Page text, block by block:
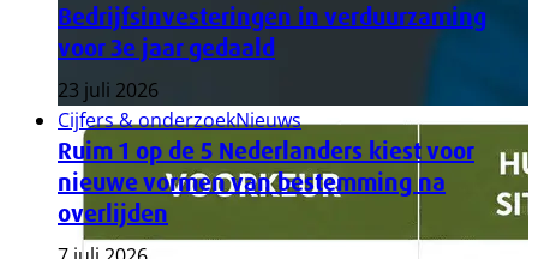
Bedrijfsinvesteringen in verduurzaming
voor 3e jaar gedaald
23 juli 2026
Cijfers & onderzoekNieuws
Ruim 1 op de 5 Nederlanders kiest voor
nieuwe vormen van bestemming na
overlijden